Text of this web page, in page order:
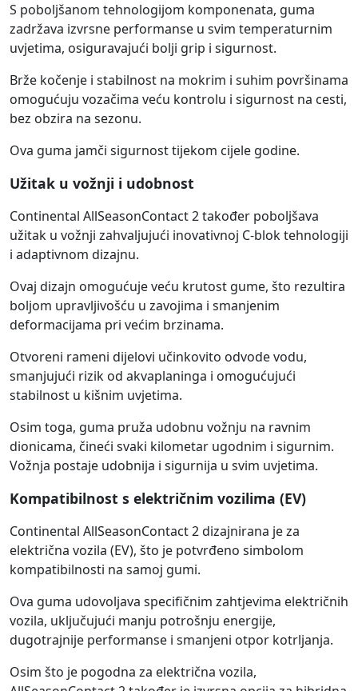
S poboljšanom tehnologijom komponenata, guma
zadržava izvrsne performanse u svim temperaturnim
uvjetima, osiguravajući bolji grip i sigurnost.
Brže kočenje i stabilnost na mokrim i suhim površinama
omogućuju vozačima veću kontrolu i sigurnost na cesti,
bez obzira na sezonu.
Ova guma jamči sigurnost tijekom cijele godine.
Užitak u vožnji i udobnost
Continental AllSeasonContact 2 također poboljšava
užitak u vožnji zahvaljujući inovativnoj C-blok tehnologiji
i adaptivnom dizajnu.
Ovaj dizajn omogućuje veću krutost gume, što rezultira
boljom upravljivošću u zavojima i smanjenim
deformacijama pri većim brzinama.
Otvoreni rameni dijelovi učinkovito odvode vodu,
smanjujući rizik od akvaplaninga i omogućujući
stabilnost u kišnim uvjetima.
Osim toga, guma pruža udobnu vožnju na ravnim
dionicama, čineći svaki kilometar ugodnim i sigurnim.
Vožnja postaje udobnija i sigurnija u svim uvjetima.
Kompatibilnost s električnim vozilima (EV)
Continental AllSeasonContact 2 dizajnirana je za
električna vozila (EV), što je potvrđeno simbolom
kompatibilnosti na samoj gumi.
Ova guma udovoljava specifičnim zahtjevima električnih
vozila, uključujući manju potrošnju energije,
dugotrajnije performanse i smanjeni otpor kotrljanja.
Osim što je pogodna za električna vozila,